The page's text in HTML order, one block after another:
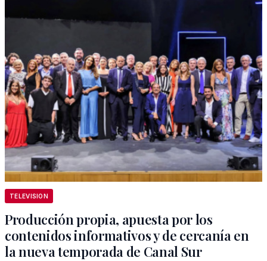
TELEVISION
Producción propia, apuesta por los
contenidos informativos y de cercanía en
la nueva temporada de Canal Sur